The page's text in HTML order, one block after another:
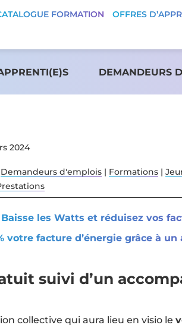
FORMATION OFFRES
DEMANDEURS
2024
Demandeurs d'emplois | Formations |
Baisse les Watts et réduisez vos
votre facture d’énergie grâce à
suivi d’un
collective qui aura lieu en visio le